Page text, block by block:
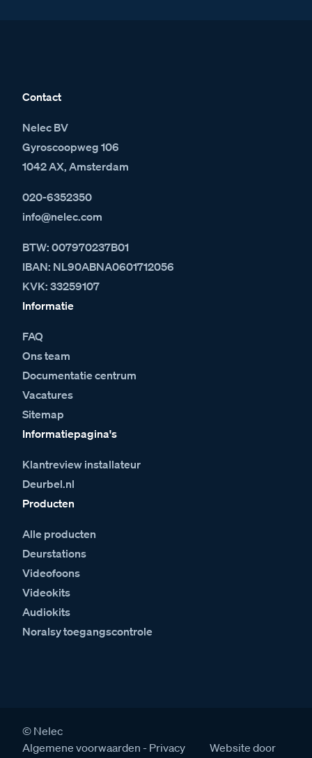
Contact
Nelec BV
Gyroscoopweg 106
1042 AX, Amsterdam
020-6352350
info@nelec.com
BTW: 007970237B01
IBAN: NL90ABNA0601712056
KVK: 33259107
Informatie
FAQ
Ons team
Documentatie centrum
Vacatures
Sitemap
Informatiepagina's
Klantreview installateur
Deurbel.nl
Producten
Alle producten
Deurstations
Videofoons
Videokits
Audiokits
Noralsy toegangscontrole
© Nelec
Algemene voorwaarden
Privacy
Website door